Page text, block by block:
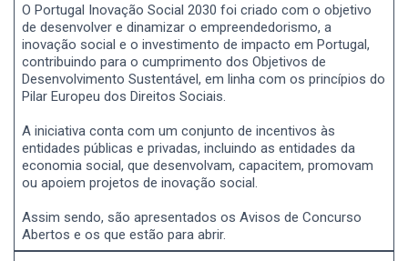
O Portugal Inovação Social 2030 foi criado com o objetivo
de desenvolver e dinamizar o empreendedorismo, a
inovação social e o investimento de impacto em Portugal,
contribuindo para o cumprimento dos Objetivos de
Desenvolvimento Sustentável, em linha com os princípios do
Pilar Europeu dos Direitos Sociais.
A iniciativa conta com um conjunto de incentivos às
entidades públicas e privadas, incluindo as entidades da
economia social, que desenvolvam, capacitem, promovam
ou apoiem projetos de inovação social.
Assim sendo, são apresentados os Avisos de Concurso
Abertos e os que estão para abrir.